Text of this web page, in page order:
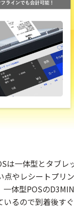
は一体型とタブ
点やレシートプリ
一体型POSの
いるので到着後す